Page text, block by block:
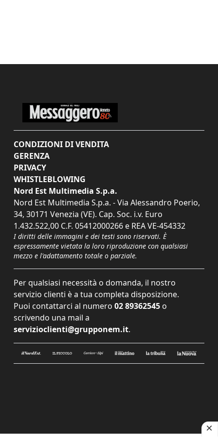
CONDIZIONI DI VENDITA
GERENZA
PRIVACY
WHISTLEBLOWING
Nord Est Multimedia S.p.a.
Nord Est Multimedia S.p.a. - Via Alessandro Poerio,
34, 30171 Venezia (VE). Cap. Soc. i.v. Euro
1.432.522,00 C.F. 05412000266 e REA VE-454332
I diritti delle immagini e dei testi sono riservati. È
espressamente vietata la loro riproduzione con qualsiasi
mezzo e l'adattamento totale o parziale.
Per qualsiasi necessità o domanda, il nostro
servizio clienti è a tua completa disposizione.
Puoi contattarci al numero 02 89362545 o
scrivendo una mail a
servizioclienti@grupponem.it.